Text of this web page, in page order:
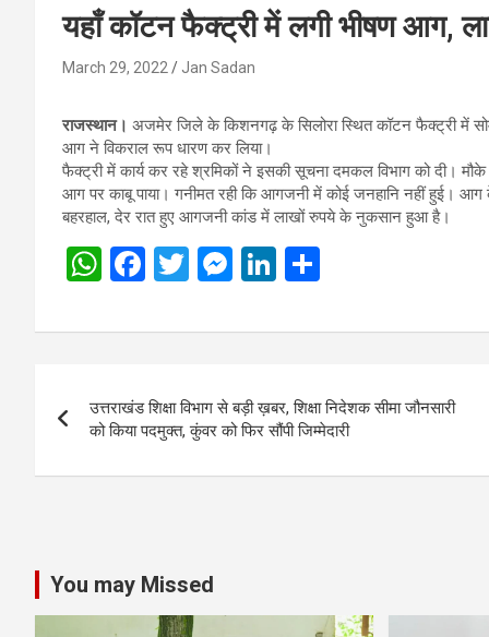
यहाँ कॉटन फैक्ट्री में लगी भीषण आग,
March 29, 2022 Jan Sadan
राजस्थान। अजमेर जिले के किशनगढ़ के सिलोरा स्थित कॉटन फैक्ट्री में
आग ने विकराल रूप धारण कर लिया।
फैक्ट्री में कार्य कर रहे श्रमिकों ने इसकी सूचना दमकल विभाग को दी।
आग पर काबू पाया। गनीमत रही कि आगजनी में कोई जनहानि नहीं हुई।
बहरहाल, देर रात हुए आगजनी कांड में लाखों रुपये के नुकसान हुआ है।
W
at
A
p
p
F
ce
o
o
k
T
tt
M
se
g
er
Li
ke
n
ar
navigation
उत्तराखंड शिक्षा विभाग से बड़ी ख़बर, शिक्षा निदेशक सीमा जौनसारी
को किया पदमुक्त, कुंवर को फिर सौंपी जिम्मेदारी
You may Missed